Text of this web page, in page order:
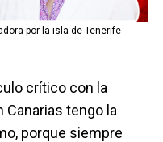
por la isla de Tenerife
crítico con la
Canarias tengo la
porque siempre